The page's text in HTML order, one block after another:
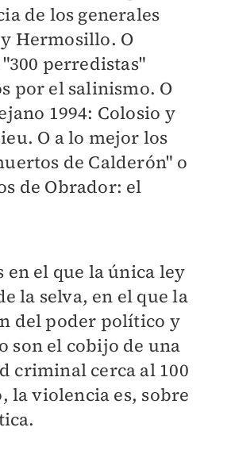
de los generales
Hermosillo. O
perredistas"
por el salinismo. O
1994: Colosio y
O a lo mejor los
de Calderón" o
de Obrador: el
en el que la única ley
la selva, en el que la
del poder político y
son el cobijo de una
criminal cerca al 100
la violencia es, sobre